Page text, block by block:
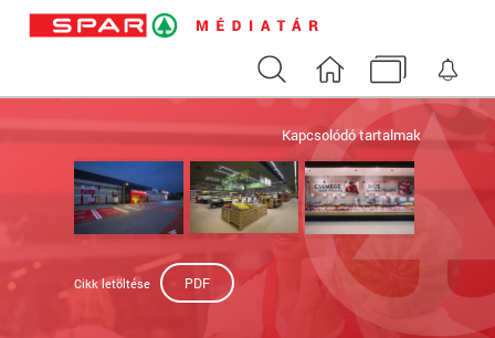
Keresés Nyitóoldal Médiatár
Kapcsolódó tartalmak
Cikk letöltése PDF